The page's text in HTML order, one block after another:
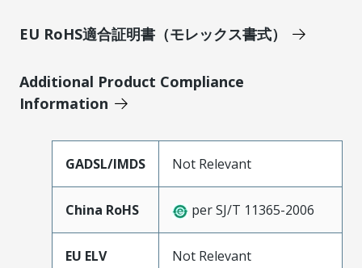
EU RoHS適合証明書（モレックス書式）
Additional Product Compliance
Information
GADSL/IMDS Not Relevant
China RoHS per SJ/T 11365-2006
EU ELV Not Relevant